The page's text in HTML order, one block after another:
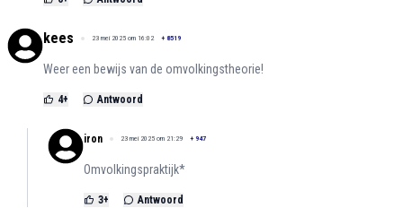
kees 23 mei 2025 om 16:02 + 8519
Weer een bewijs van de omvolkingstheorie!
4+ Antwoord
iron 23 mei 2025 om 21:29 + 947
Omvolkingspraktijk*
3+ Antwoord